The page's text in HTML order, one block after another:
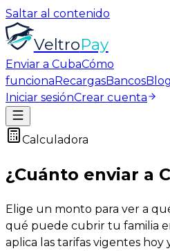
Saltar al contenido
VeltroPay
Enviar a CubaCómo
funcionaRecargasBancosBlog
Iniciar sesiónCrear cuenta
Calculadora
¿Cuánto enviar a
Elige un monto para ver a
qué puede cubrir tu familia
aplica las tarifas vigentes hoy